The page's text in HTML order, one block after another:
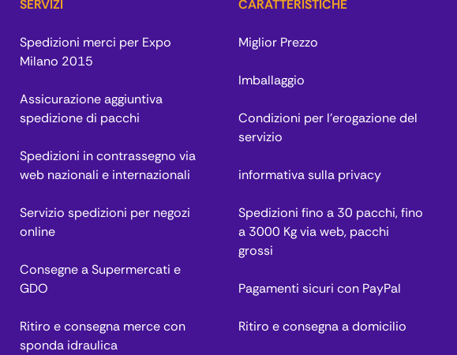
SERVIZI
Spedizioni merci per Expo
Milano 2015
Assicurazione aggiuntiva
spedizione di pacchi
Spedizioni in contrassegno via
web nazionali e internazionali
Servizio spedizioni per negozi
online
Consegne a Supermercati e
GDO
Ritiro e consegna merce con
sponda idraulica
CARATTERISTICHE
Miglior Prezzo
Imballaggio
Condizioni per l’erogazione del
servizio
informativa sulla privacy
Spedizioni fino a 30 pacchi, fino
a 3000 Kg via web, pacchi
grossi
Pagamenti sicuri con PayPal
Ritiro e consegna a domicilio